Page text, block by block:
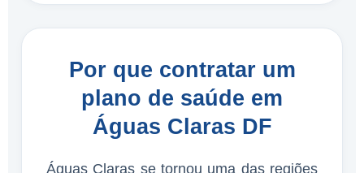
Por que contratar um
plano de saúde em
Águas Claras DF
Águas Claras se tornou uma das regiões